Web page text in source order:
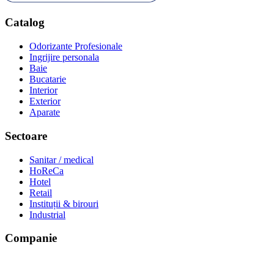
Catalog
Odorizante Profesionale
Ingrijire personala
Baie
Bucatarie
Interior
Exterior
Aparate
Sectoare
Sanitar / medical
HoReCa
Hotel
Retail
Instituții & birouri
Industrial
Companie